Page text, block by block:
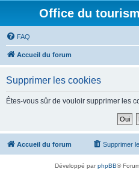
Office du
FAQ
Accueil du forum
Supprimer les cookies
Êtes-vous sûr de vouloir supprimer les
Accueil du forum Supprimer
Développé parphpBB®